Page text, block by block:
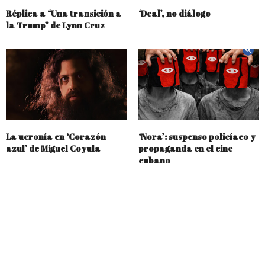
Réplica a “Una transición a
la Trump” de Lynn Cruz
‘Deal’, no diálogo
La ucronía en ‘Corazón
azul’ de Miguel Coyula
‘Nora’: suspenso policíaco y
propaganda en el cine
cubano